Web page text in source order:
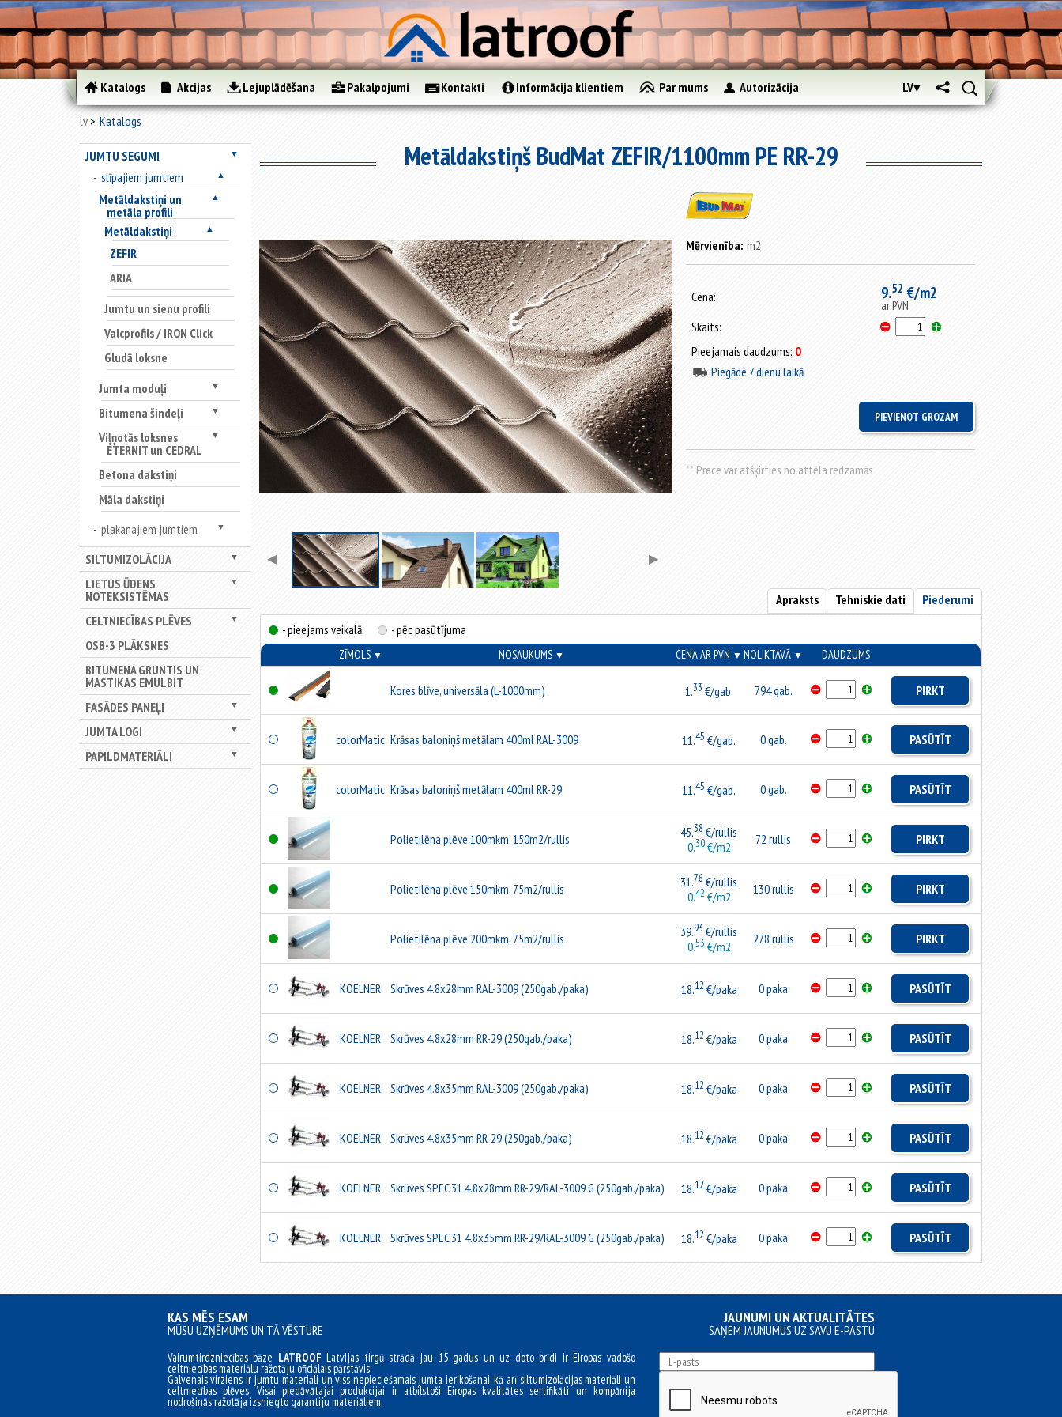
Katalogs Akcijas Lejuplādēšana Pakalpojumi Kontakti Informācija klientiem Par mums Autorizācija LV▾
lv Katalogs
▼
JUMTU SEGUMI
▲
slīpajiem jumtiem
▲
Metāldakstiņi un
metāla profili
▲
Metāldakstiņi
ZEFIR
ARIA
Jumtu un sienu profili
Valcprofils / IRON Click
Gludā loksne
▼
Jumta moduļi
▼
Bitumena šindeļi
▼
Viļņotās loksnes
ETERNIT un CEDRAL
Betona dakstiņi
Māla dakstiņi
▼
plakanajiem jumtiem
▼
SILTUMIZOLĀCIJA
▼
LIETUS ŪDENS
NOTEKSISTĒMAS
▼
CELTNIECĪBAS PLĒVES
OSB-3 PLĀKSNES
BITUMENA GRUNTIS UN
MASTIKAS EMULBIT
▼
FASĀDES PANEĻI
▼
JUMTA LOGI
▼
PAPILDMATERIĀLI
Metāldakstiņš BudMat ZEFIR/1100mm PE RR-29
◀ ▶
Mērvienība: m2
Cena: 9.52 €/m2
ar PVN
Skaits:
Pieejamais daudzums: 0
Piegāde 7 dienu laikā
** Prece var atšķirties no attēla redzamās
Piederumi
Tehniskie dati
Apraksts
- pieejams veikalā
- pēc pasūtījuma
ZĪMOLS ▼ NOSAUKUMS ▼ CENA AR PVN ▼ NOLIKTAVĀ ▼ DAUDZUMS
Kores blīve, universāla (L-1000mm) 1.33 €/gab. 794 gab. PIRKT
colorMatic Krāsas baloniņš metālam 400ml RAL-3009 11.45 €/gab. 0 gab. PASŪTĪT
colorMatic Krāsas baloniņš metālam 400ml RR-29 11.45 €/gab. 0 gab. PASŪTĪT
Polietilēna plēve 100mkm, 150m2/rullis 45.38 €/rullis
0.30€/m2
72 rullis PIRKT
Polietilēna plēve 150mkm, 75m2/rullis 31.76 €/rullis
0.42€/m2
130 rullis PIRKT
Polietilēna plēve 200mkm, 75m2/rullis 39.93 €/rullis
0.53 €/m2
278 rullis PIRKT
KOELNER Skrūves 4.8x28mm RAL-3009 (250gab./paka) 18.12€/paka 0 paka PASŪTĪT
KOELNER Skrūves 4.8x28mm RR-29 (250gab./paka) 18.12€/paka 0 paka PASŪTĪT
KOELNER Skrūves 4.8x35mm RAL-3009 (250gab./paka) 18.12€/paka 0 paka PASŪTĪT
KOELNER Skrūves 4.8x35mm RR-29 (250gab./paka) 18.12€/paka 0 paka PASŪTĪT
KOELNER Skrūves SPEC 31 4.8x28mm RR-29/RAL-3009 G (250gab./paka) 18.12€/paka 0 paka PASŪTĪT
KOELNER Skrūves SPEC 31 4.8x35mm RR-29/RAL-3009 G (250gab./paka) 18.12€/paka 0 paka PASŪTĪT
KAS MĒS ESAM
MŪSU UZŅĒMUMS UN TĀ VĒSTURE
Vairumtirdzniecības bāze LATROOFLatvijas tirgū strādā jau 15 gadus un uz doto brīdi ir Eiropas vadošo
celtniecības materiālu ražotāju oficiālais pārstāvis.
Galvenais virziens ir jumtu materiāli un viss nepieciešamais jumta ierīkošanai, kā arī siltumizolācijas materiāli un
celtniecības plēves. Visai piedāvātajai produkcijai ir atbilstoši Eiropas kvalitātes sertifikāti un kompānija
nodrošinās ražotāja izsniegto garantiju materiāliem.
JAUNUMI UN AKTUALITĀTES
SAŅEM JAUNUMUS UZ SAVU E-PASTU